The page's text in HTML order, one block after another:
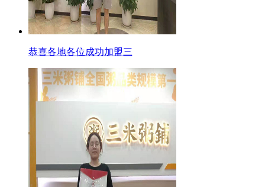
恭喜各地各位成功加盟三